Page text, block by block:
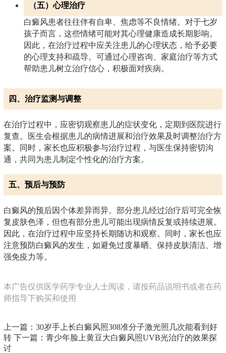
（五）心理治疗
白癜风患者往往伴有自卑、焦虑等不良情绪。对于七岁
孩子而言，这些情绪可能对其心理健康造成长期影响。
因此，在治疗过程中应关注患儿的心理状态，给予必要
的心理支持和疏导。可通过心理咨询、家庭治疗等方式
帮助患儿树立治疗信心，积极面对疾病。
四、治疗监测与调整
在治疗过程中，应密切观察患儿的症状变化，定期到医院进行
复查。医生会根据患儿的病情进展和治疗效果及时调整治疗方
案。同时，家长也应积极参与治疗过程，与医生保持密切沟
通，共同为患儿制定个性化的治疗方案。
五、预后与预防
白癜风的预后因个体差异而异。部分患儿经过治疗后可完全恢
复皮肤色泽，但也有部分患儿可能出现病情反复或持续进展。
因此，在治疗过程中应坚持长期随访和观察。同时，家长也应
注意预防白癜风的发生，如避免过度暴晒、保持皮肤清洁、增
强免疫力等。
本广告仅供医学药学专业人士阅读，请按药品说明书或者在药
师指导下购买和使用
上一篇： 30岁手上长白癜风照308准分子激光照几次能看到好
转 下一篇： 青少年脸上黄豆大白癜风照UVB光治疗的效果探
讨